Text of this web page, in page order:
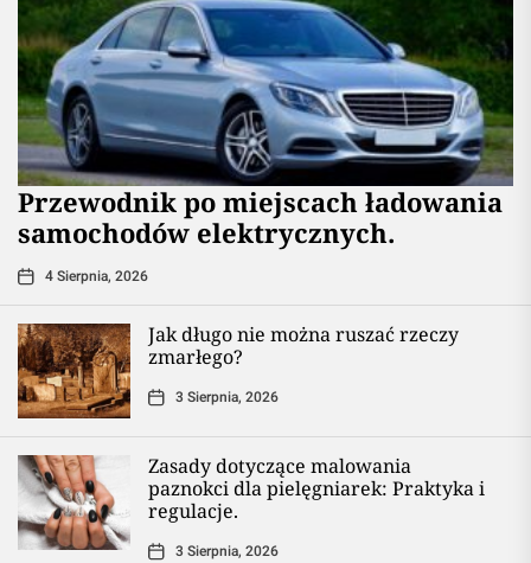
Przewodnik po miejscach ładowania
samochodów elektrycznych.
4 Sierpnia, 2026
Jak długo nie można ruszać rzeczy
zmarłego?
3 Sierpnia, 2026
Zasady dotyczące malowania
paznokci dla pielęgniarek: Praktyka i
regulacje.
3 Sierpnia, 2026